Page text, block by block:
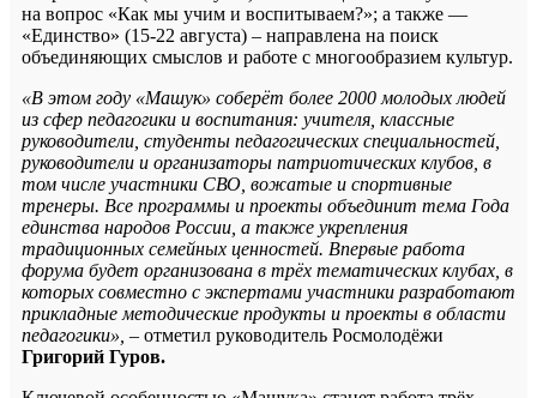
на вопрос «Как мы учим и воспитываем?»; а также —
«Единство» (15-22 августа) – направлена на поиск
объединяющих смыслов и работе с многообразием культур.
«В этом году «Машук» соберёт более 2000 молодых людей
из сфер педагогики и воспитания: учителя, классные
руководители, студенты педагогических специальностей,
руководители и организаторы патриотических клубов, в
том числе участники СВО, вожатые и спортивные
тренеры. Все программы и проекты объединит тема Года
единства народов России, а также укрепления
традиционных семейных ценностей. Впервые работа
форума будет организована в трёх тематических клубах, в
которых совместно с экспертами участники разработают
прикладные методические продукты и проекты в области
педагогики», – отметил руководитель Росмолодёжи
Григорий Гуров.